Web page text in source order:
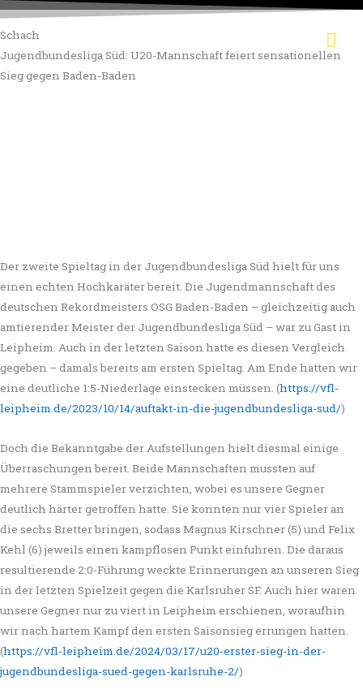
Zum
Inhalt
springen
Schach
Jugendbundesliga Süd: U20-Mannschaft feiert sensationellen
Sieg gegen Baden-Baden
Der zweite Spieltag in der Jugendbundesliga Süd hielt für uns
einen echten Hochkaräter bereit. Die Jugendmannschaft des
deutschen Rekordmeisters OSG Baden-Baden – gleichzeitig auch
amtierender Meister der Jugendbundesliga Süd – war zu Gast in
Leipheim. Auch in der letzten Saison hatte es diesen Vergleich
gegeben – damals bereits am ersten Spieltag. Am Ende hatten wir
eine deutliche 1:5-Niederlage einstecken müssen. (https://vfl-
leipheim.de/2023/10/14/auftakt-in-die-jugendbundesliga-sud/)
Doch die Bekanntgabe der Aufstellungen hielt diesmal einige
Überraschungen bereit. Beide Mannschaften mussten auf
mehrere Stammspieler verzichten, wobei es unsere Gegner
deutlich härter getroffen hatte. Sie konnten nur vier Spieler an
die sechs Bretter bringen, sodass Magnus Kirschner (5) und Felix
Kehl (6) jeweils einen kampflosen Punkt einfuhren. Die daraus
resultierende 2:0-Führung weckte Erinnerungen an unseren Sieg
in der letzten Spielzeit gegen die Karlsruher SF. Auch hier waren
unsere Gegner nur zu viert in Leipheim erschienen, woraufhin
wir nach hartem Kampf den ersten Saisonsieg errungen hatten.
(https://vfl-leipheim.de/2024/03/17/u20-erster-sieg-in-der-
jugendbundesliga-sued-gegen-karlsruhe-2/)